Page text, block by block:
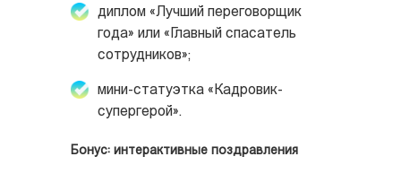
диплом «Лучший переговорщик
года» или «Главный спасатель
сотрудников»;
мини-статуэтка «Кадровик-
супергерой».
Бонус: интерактивные поздравления